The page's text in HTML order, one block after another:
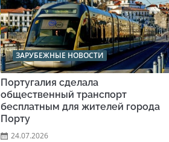
ЗАРУБЕЖНЫЕ НОВОСТИ
Португалия сделала
общественный транспорт
бесплатным для жителей города
Порту
24.07.2026